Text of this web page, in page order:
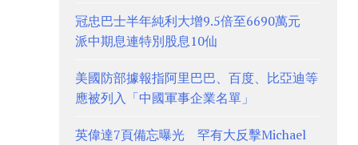
冠忠巴士半年純利大增9.5倍至6690萬元
派中期息連特別股息10仙
美國防部據報指阿里巴巴、百度、比亞迪等
應被列入「中國軍事企業名單」
英偉達7頁備忘曝光 罕有大反擊Michael